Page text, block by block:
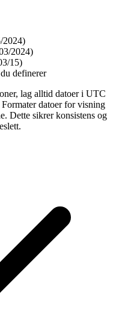
2024)
15)
definerer
lag alltid datoer i UTC
datoer for visning
Dette sikrer konsistens og